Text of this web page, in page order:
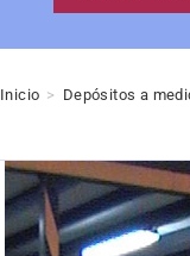
Inicio > Depósitos a